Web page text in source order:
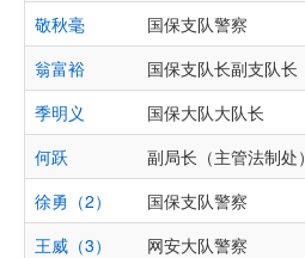
敬秋毫
国保支队警察
翁富裕
国保支队长副支队长
季明义
国保大队大队长
何跃
副局长（主管法制处）
徐勇（2）
国保支队警察
王威（3）
网安大队警察